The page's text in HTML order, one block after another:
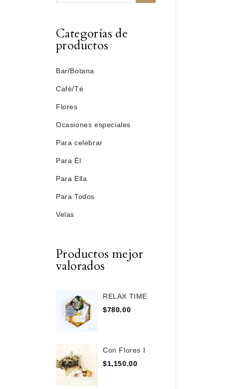
Categorías de
productos
Bar/Botana
Café/Té
Flores
Ocasiones especiales
Para celebrar
Para Él
Para Ella
Para Todos
Velas
Productos mejor
valorados
RELAX TIME
$780.00
Con Flores I
$1,150.00